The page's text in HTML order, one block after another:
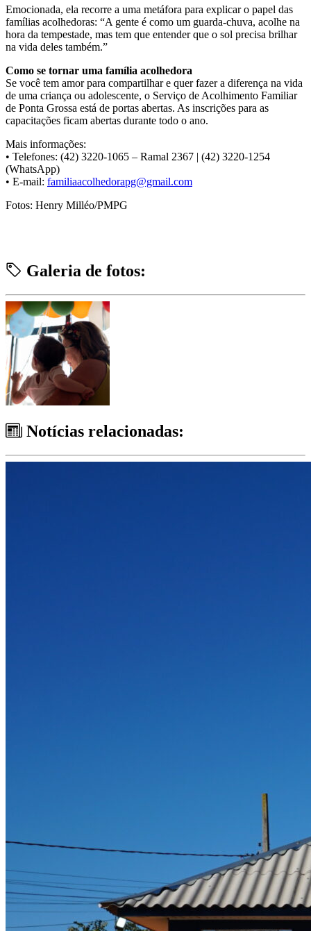
Emocionada, ela recorre a uma metáfora para explicar o papel das
famílias acolhedoras: “A gente é como um guarda-chuva, acolhe na
hora da tempestade, mas tem que entender que o sol precisa brilhar
na vida deles também.”
Como se tornar uma família acolhedora
Se você tem amor para compartilhar e quer fazer a diferença na vida
de uma criança ou adolescente, o Serviço de Acolhimento Familiar
de Ponta Grossa está de portas abertas. As inscrições para as
capacitações ficam abertas durante todo o ano.
Mais informações:
• Telefones: (42) 3220-1065 – Ramal 2367 | (42) 3220-1254
(WhatsApp)
• E-mail: familiaacolhedorapg@gmail.com
Fotos: Henry Milléo/PMPG
Galeria de fotos:
Notícias relacionadas: